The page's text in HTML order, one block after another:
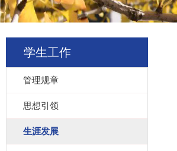
学生工作
管理规章
思想引领
生涯发展